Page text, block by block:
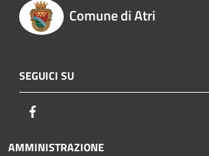
Comune di Atri
SEGUICI SU
AMMINISTRAZIONE